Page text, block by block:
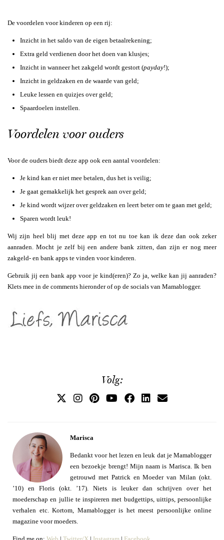
De voordelen voor kinderen op een rij:
Inzicht in het saldo van de eigen betaalrekening;
Extra geld verdienen door het doen van klusjes;
Inzicht in wanneer het zakgeld wordt gestort (payday!);
Inzicht in geldzaken en de waarde van geld;
Leuke lessen en quizjes over geld;
Spaardoelen instellen.
Voordelen voor ouders
Voor de ouders biedt deze app ook een aantal voordelen:
Je kind kan er niet mee betalen, dus het is veilig;
Je gaat gemakkelijk het gesprek aan over geld;
Je kind wordt wijzer over geldzaken en leert beter om te gaan met geld;
Sparen wordt leuk!
Wij zijn heel blij met deze app en tot nu toe kan ik deze dan ook zeker
aanraden. Mocht je zelf bij een andere bank zitten, dan zijn er nog meer
zakgeld- en bank apps te vinden voor kinderen.
Gebruik jij een bank app voor je kind(eren)? Zo ja, welke kan jij aanraden?
Klets mee in de comments hieronder of op de socials van Mamablogger.
Volg:
Marisca
Bedankt voor het lezen en leuk dat je Mamablogger
een bezoekje brengt! Mijn naam is Marisca. Ik ben
getrouwd met Patrick en Moeder van Milan (okt.
’10) en Floris (okt. ’17). Niets is leuker dan schrijven over het
moederschap en jullie te inspireren met budgettips, uittips, persoonlijke
verhalen etc. Kortom, Mamablogger is het meest persoonlijke online
magazine voor moeders.